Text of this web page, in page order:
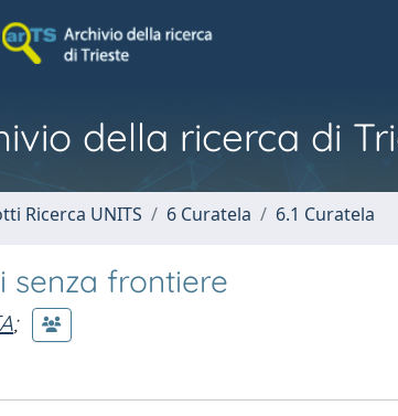
della ricerca di
Ricerca UNITS 6 Curatela 6.1 Curatela
senza frontiere
;